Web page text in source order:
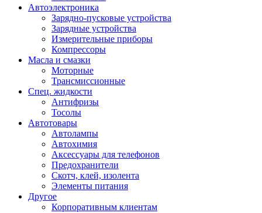
Автоэлектроника
Зарядно-пусковые устройства
Зарядные устройства
Измерительные приборы
Компрессоры
Масла и смазки
Моторные
Трансмиссионные
Спец. жидкости
Антифризы
Тосолы
Автотовары
Автолампы
Автохимия
Аксессуары для телефонов
Предохранители
Скотч, клей, изолента
Элементы питания
Другое
Корпоративным клиентам